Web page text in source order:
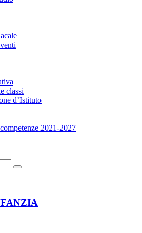
classi
d’Istituto
2021-2027